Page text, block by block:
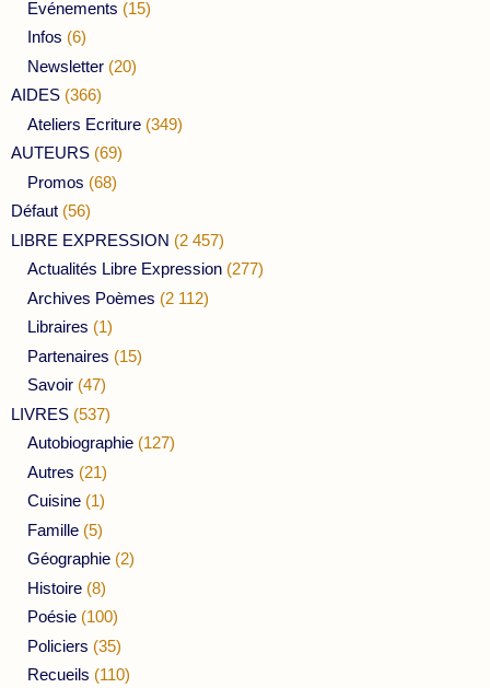
Evénements (15)
Infos (6)
Newsletter (20)
AIDES (366)
Ateliers Ecriture (349)
AUTEURS (69)
Promos (68)
Défaut (56)
LIBRE EXPRESSION (2 457)
Actualités Libre Expression (277)
Archives Poèmes (2 112)
Libraires (1)
Partenaires (15)
Savoir (47)
LIVRES (537)
Autobiographie (127)
Autres (21)
Cuisine (1)
Famille (5)
Géographie (2)
Histoire (8)
Poésie (100)
Policiers (35)
Recueils (110)